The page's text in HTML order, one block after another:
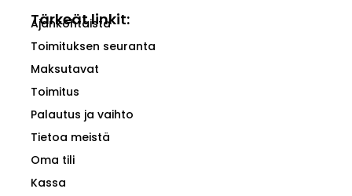
Tärkeät linkit:
Ajankohtaista
Toimituksen seuranta
Maksutavat
Toimitus
Palautus ja vaihto
Tietoa meistä
Oma tili
Kassa